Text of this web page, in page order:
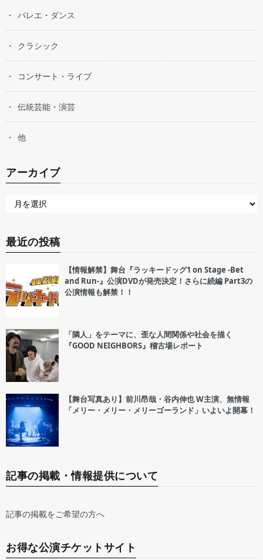
バレエ・ダンス
クラシック
コンサート・ライブ
伝統芸能・演芸
他
アーカイブ
最近の投稿
【情報解禁】舞台『ラッキードッグ1 on Stage -Bet
and Run-』公演DVDが発売決定！さらに続編 Part3の
公演情報も解禁！！
「隣人」をテーマに、歪な人間関係や社会を描く
『GOOD NEIGHBORS』稽古場レポート
【舞台写真あり】前川昂哉・谷内伸也 W主演、無情報
「メリー・メリー・メリーゴーランド」いよいよ開幕！
記事の掲載・情報提供について
記事の掲載をご希望の方へ
お得な公演チケットサイト